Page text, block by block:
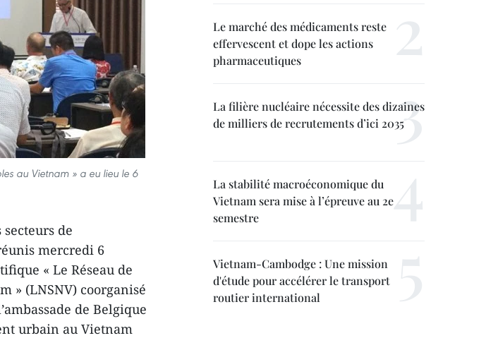
au Vietnam » a eu lieu le 6
de
mercredi 6
« Le Réseau de
» (LNSNV) coorganisé
de Belgique
urbain au Vietnam
Le marché des médicaments reste
effervescent et dope les actions
pharmaceutiques
La filière nucléaire nécessite des dizaines
de milliers de recrutements d’ici 2035
La stabilité macroéconomique du
Vietnam sera mise à l’épreuve au 2e
semestre
Vietnam-Cambodge : Une mission
d'étude pour accélérer le transport
routier international